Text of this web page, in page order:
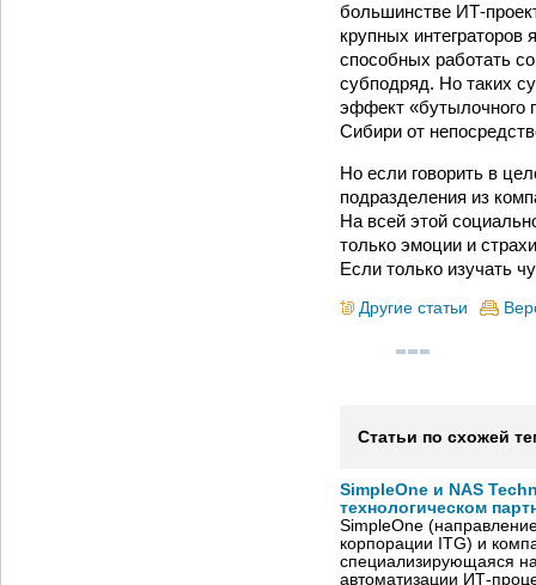
большинстве ИТ-
крупных
способных работать
субподряд. Но таких
эффект «бутылочного
Сибири от
Но если говорить в
подразделения из
На всей этой
только эмоции и
Если только изучать
Другие статьи
Статьи по схожей
SimpleOne и NAS
технологическом
SimpleOne
корпорации ITG) и
специализирующаяся
автоматизации ИТ-